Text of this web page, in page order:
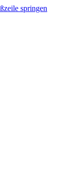
springen